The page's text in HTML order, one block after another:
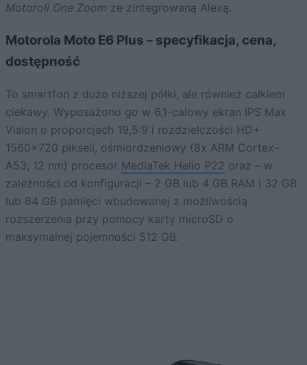
Motoroli One Zoom ze zintegrowaną Alexą.
Motorola Moto E6 Plus – specyfikacja, cena,
dostępność
To smartfon z dużo niższej półki, ale również całkiem
ciekawy. Wyposażono go w 6,1-calowy ekran IPS Max
Vision o proporcjach 19,5:9 i rozdzielczości HD+
1560×720 pikseli, ośmiordzeniowy (8x ARM Cortex-
A53; 12 nm) procesor MediaTek Helio P22 oraz – w
zależności od konfiguracji – 2 GB lub 4 GB RAM i 32 GB
lub 64 GB pamięci wbudowanej z możliwością
rozszerzenia przy pomocy karty microSD o
maksymalnej pojemności 512 GB.